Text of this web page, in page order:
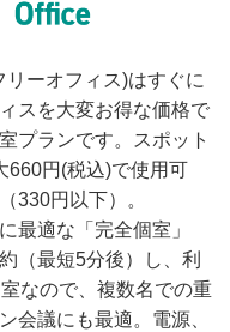
ーオフィス)はすぐに
スを大変お得な価格で
プランです。スポット
660円(税込)で使用可
330円以下）。
最適な「完全個室」
（最短5分後）し、利
なので、複数名での重
会議にも最適。電源、